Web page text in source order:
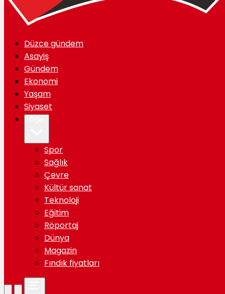
Düzce gündem
Asayiş
Gündem
Ekonomi
Yaşam
Siyaset
Spor
Sağlık
Çevre
Kültür sanat
Teknoloji
Eğitim
Röportaj
Dünya
Magazin
Fındık fiyatları